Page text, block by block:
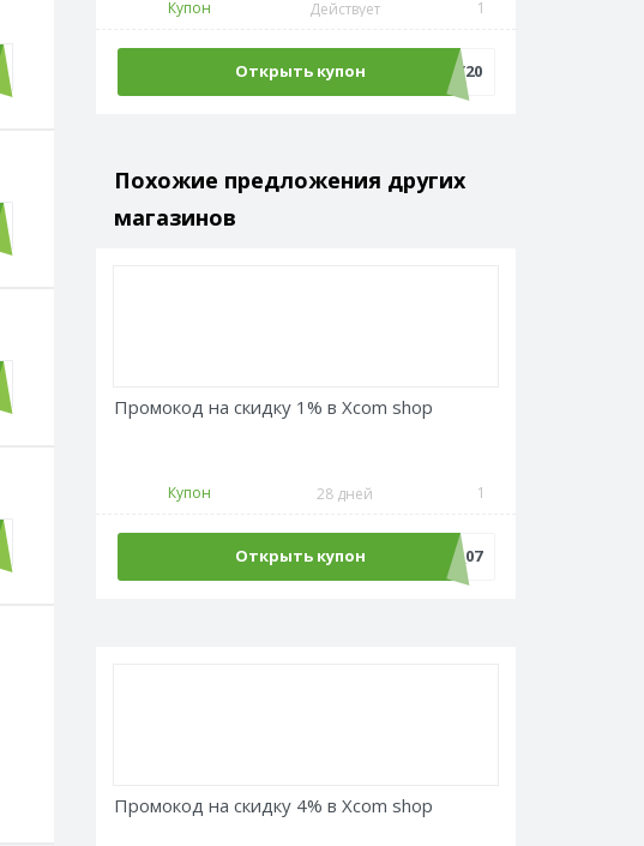
Купон Действует 1
Открыть купон ВАУ20
Похожие предложения других
магазинов
Промокод на скидку 1% в Xcom shop
Купон 28 дней 1
Открыть купон Адмитад_1_07
Промокод на скидку 4% в Xcom shop